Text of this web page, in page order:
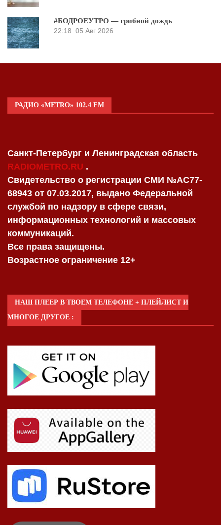
#БОДРОЕУТРО — грибной дождь
22:18 05 Авг 2026
РАДИО «METRO» 102.4 FM
Санкт-Петербург и Ленинградская область
RADIOMETRO.RU .
Свидетельство о регистрации СМИ №AC77-
68943 от 07.03.2017, выдано Федеральной
службой по надзору в сфере связи,
информационных технологий и массовых
коммуникаций.
Все права защищены.
Возрастное ограничение 12+
НАШ ПЛЕЕР В ТВОЕМ ТЕЛЕФОНЕ + ПЛЕЙЛИСТ И
МНОГОЕ ДРУГОЕ :